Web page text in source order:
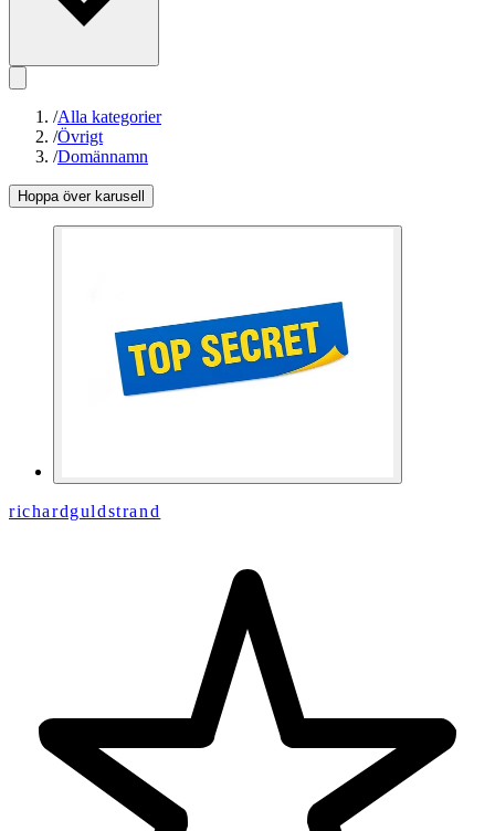
/Alla kategorier
/Övrigt
/Domännamn
Hoppa över karusell
richardguldstrand